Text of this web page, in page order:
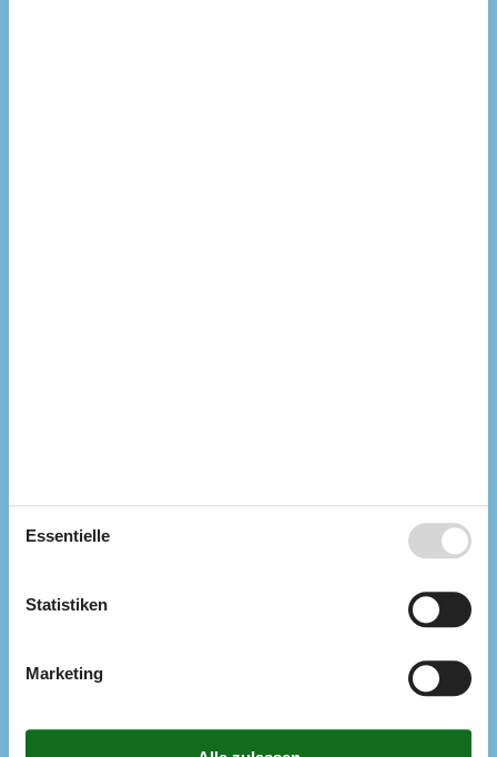
Hobbyraum
Tischtennis
Anzahl der Keramikkochplatten
4
1
Mikrowelle
1
Spülmaschine
1
Essentielle
Statistiken
Marketing